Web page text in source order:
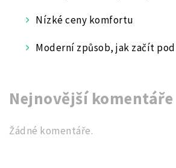
Nízké ceny komfortu
Moderní způsob, jak začít
Nejnovější komentáře
Žádné komentáře.